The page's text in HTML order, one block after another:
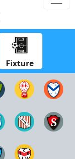
Fixture